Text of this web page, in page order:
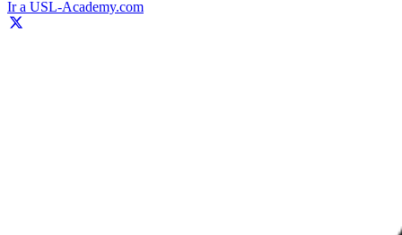
Ir a USL-Academy.com